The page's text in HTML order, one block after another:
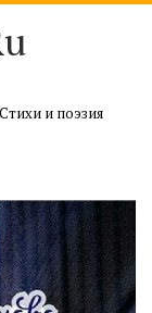
Cтихи и поэзия